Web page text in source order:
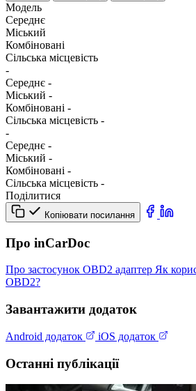
Модель
Середнє
Міський
Комбіновані
Сільська місцевість
-
Середнє -
Міський -
Комбіновані -
Сільська місцевість -
-
Середнє -
Міський -
Комбіновані -
Сільська місцевість -
Поділитися
Копіювати посилання
Про inCarDoc
Про застосунок OBD2 адаптер Як
OBD2?
Завантажити додаток
Android додаток iOS додаток
Останні публікації